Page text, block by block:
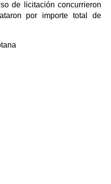
de licitación concurrieron
por importe total de